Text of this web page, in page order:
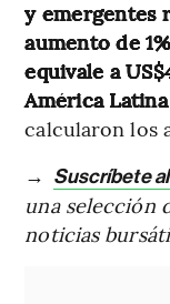
y emergentes
aumento de
equivale a
América
calcularon los
→ Suscríbete
una selección
noticias